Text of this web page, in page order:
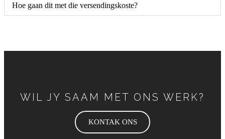
Hoe gaan dit met die versendingskoste?
WIL JY SAAM MET ONS WERK?
KONTAK ONS